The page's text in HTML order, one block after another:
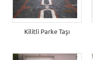
Kilitli Parke Taşı